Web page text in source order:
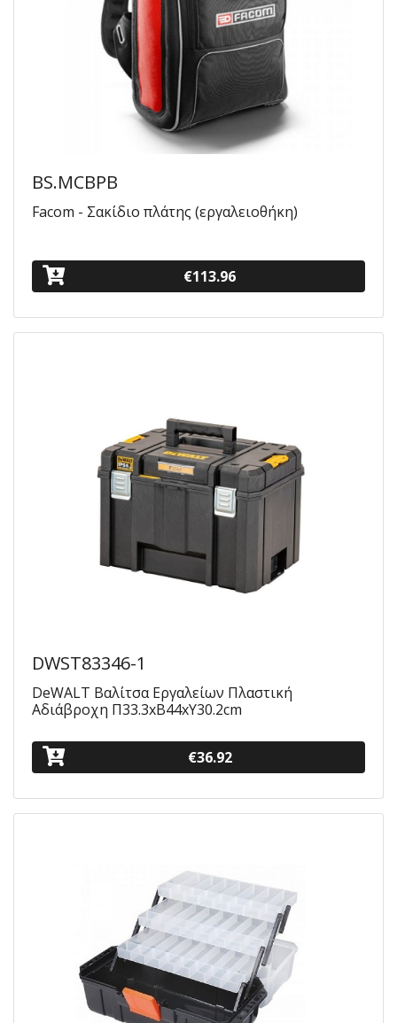
BS.MCBPB
Facom - Σακίδιο πλάτης (εργαλειοθήκη)
€113.96
DWST83346-1
DeWALT Βαλίτσα Εργαλείων Πλαστική
Αδιάβροχη Π33.3xΒ44xΥ30.2cm
€36.92